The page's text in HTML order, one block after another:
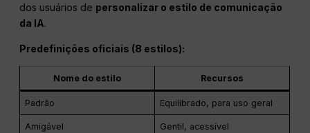
dos usuários de personalizar o estilo de comunicação
da IA.
Predefinições oficiais (8 estilos):
Nome do estilo Recursos
Padrão Equilibrado, para uso geral
Amigável Gentil, acessível